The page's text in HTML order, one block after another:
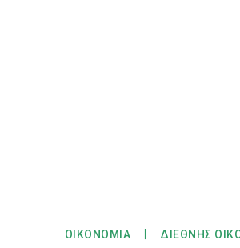
ΟΙΚΟΝΟΜΊΑ
ΔΙΕΘΝΉΣ